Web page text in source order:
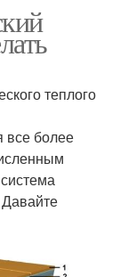
теплого
все более